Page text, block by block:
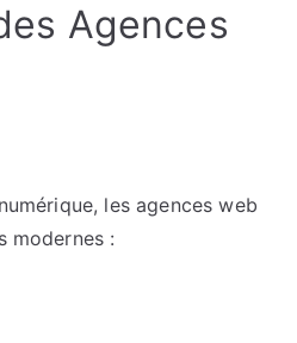
Agences
les agences web
modernes :